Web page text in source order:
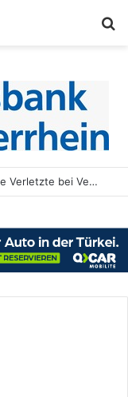
Zwei Straßenbahnen kollidieren – Viele Verletzte bei Verkehrsunfall